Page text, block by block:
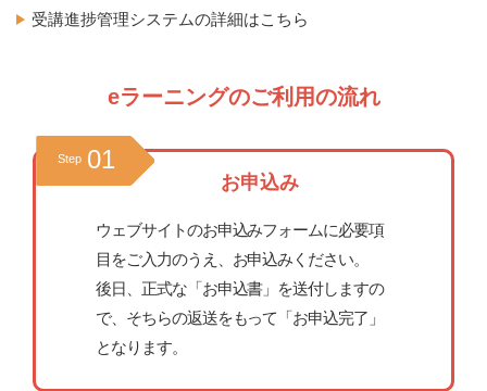
受講進捗管理システムの詳細はこちら
eラーニングのご利用の流れ
Step 01
お申込み
ウェブサイトのお申込みフォームに必要項
目をご入力のうえ、お申込みください。
後日、正式な「お申込書」を送付しますの
で、そちらの返送をもって「お申込完了」
となります。